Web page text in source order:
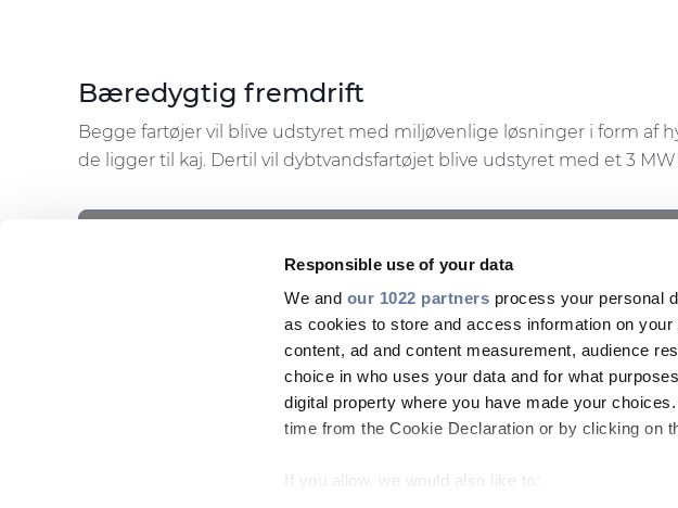
Responsible use of your data
We and our 1022 partners process your personal
as cookies to store and access information on
content, ad and content measurement, audience
choice in who uses your data and for what
digital property where you have made your
time from the Cookie Declaration or by clicking on
If you allow, we would also like to:
Bæredygtig fremdrift
Begge fartøjer vil blive udstyret med miljøvenlige løsninger i form
de ligger til kaj. Dertil vil dybtvandsfartøjet blive udstyret med et 3
accept STATISTICS cookiesto access this content.